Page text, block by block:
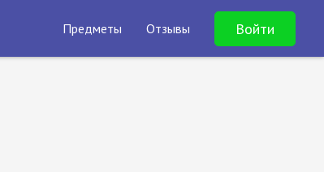
Предметы Отзывы Войти